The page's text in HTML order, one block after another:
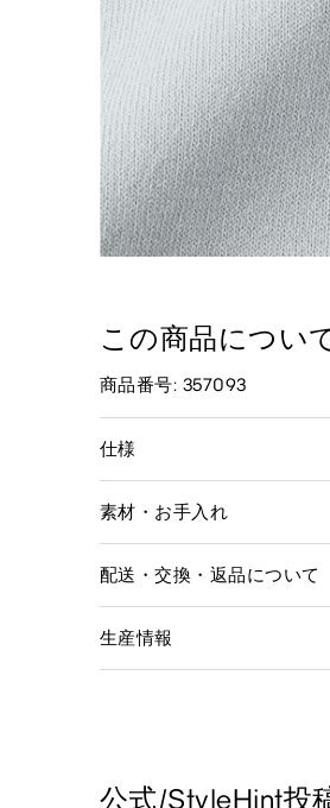
この商品につい
商品番号: 357093
仕様
素材・お手入れ
配送・交換・返品について
生産情報
公式/StyleHint投